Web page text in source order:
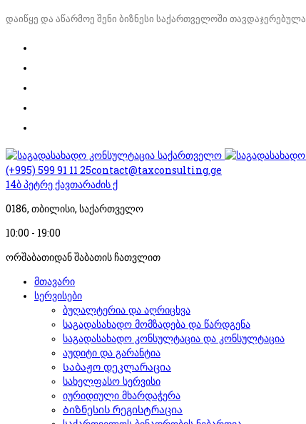
დაიწყე და აწარმოე შენი ბიზნესი საქართველოში
(+995) 599 91 11 25contact@taxconsulting.ge
14ბ პეტრე ქავთარაძის ქ
0186, თბილისი, საქართველო
10:00 - 19:00
ორშაბათიდან შაბათის ჩათვლით
მთავარი
სერვისები
ბუღალტერია და აღრიცხვა
საგადასახადო მომზადება და წარდგენა
საგადასახადო კონსულტაცია და კონსულტაცია
აუდიტი და გარანტია
Საბაჟო დეკლარაცია
სახელფასო სერვისი
იურიდიული მხარდაჭერა
Ბიზნესის რეგისტრაცია